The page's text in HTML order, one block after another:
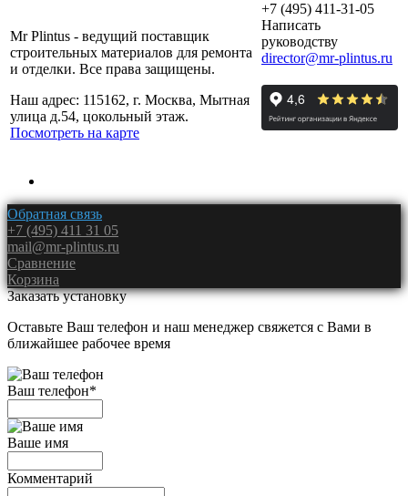
Mr Plintus - ведущий поставщик
строительных материалов для ремонта
и отделки. Все права защищены.
Наш адрес: 115162, г. Москва, Мытная
улица д.54, цокольный этаж.
Посмотреть на карте
+7 (495) 411-31-05
Написать
руководству
director@mr-plintus.ru
Обратная связь
+7 (495) 411 31 05
mail@mr-plintus.ru
Сравнение
Корзина
Заказать установку
Оставьте Ваш телефон и наш менеджер свяжется с Вами в
ближайшее рабочее время
Ваш телефон*
Ваше имя
Комментарий